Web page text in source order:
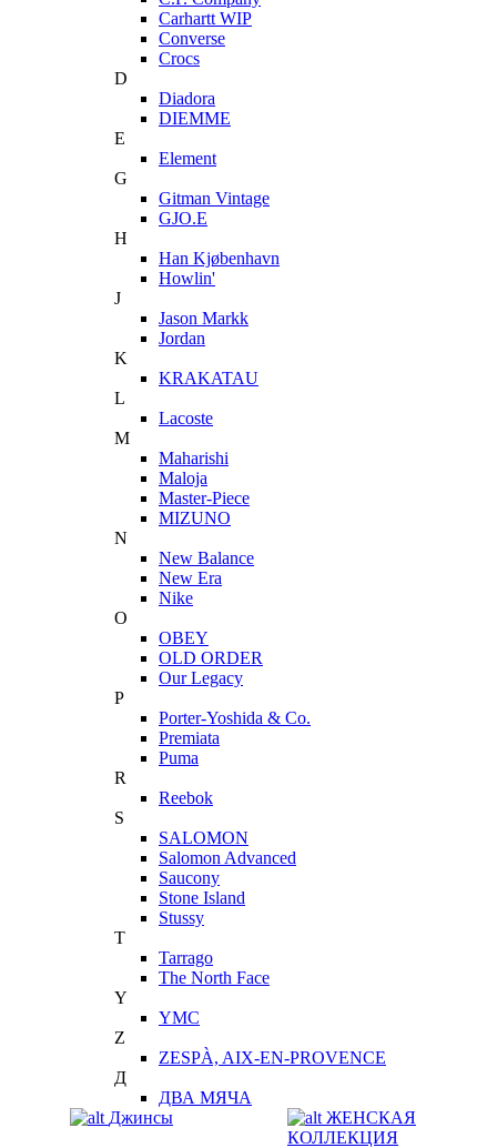
Carhartt WIP
Converse
Crocs
D
Diadora
DIEMME
E
Element
G
Gitman Vintage
GJO.E
H
Han Kjøbenhavn
Howlin'
J
Jason Markk
Jordan
K
KRAKATAU
L
Lacoste
M
Maharishi
Maloja
Master-Piece
MIZUNO
N
New Balance
New Era
Nike
O
OBEY
OLD ORDER
Our Legacy
P
Porter-Yoshida & Co.
Premiata
Puma
R
Reebok
S
SALOMON
Salomon Advanced
Saucony
Stone Island
Stussy
T
Tarrago
The North Face
Y
YMC
Z
ZESPÀ, AIX-EN-PROVENCE
Д
ДВА МЯЧА
Джинсы
ЖЕНСКАЯ
КОЛЛЕКЦИЯ